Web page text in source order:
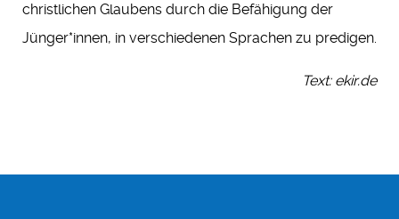
christlichen Glaubens durch die Befähigung der
Jünger*innen, in verschiedenen Sprachen zu predigen.
Text: ekir.de